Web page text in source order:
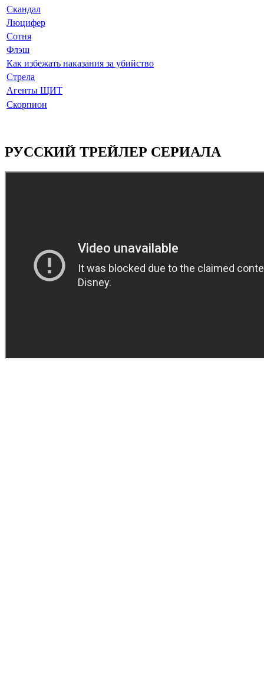
Скандал
Люцифер
Сотня
Флэш
Как избежать наказания за убийство
Стрела
Агенты ЩИТ
Скорпион
РУССКИЙ ТРЕЙЛЕР СЕРИАЛА